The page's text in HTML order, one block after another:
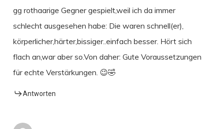
gg rothaarige Gegner gespielt,weil ich da immer
schlecht ausgesehen habe: Die waren schnell(er),
körperlicher,härter,bissiger..einfach besser. Hört sich
flach an,war aber so.Von daher: Gute Voraussetzungen
für echte Verstärkungen. 😉🤣
Antworten